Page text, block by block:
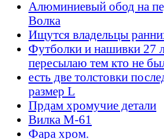
Алюминиевый обод на
Волка
Ищутся владельцы
Футболки и нашивки 27
пересылаю тем кто не
есть две толстовки
размер L
Прдам хромучие детали
Вилка М-61
Фара хром.